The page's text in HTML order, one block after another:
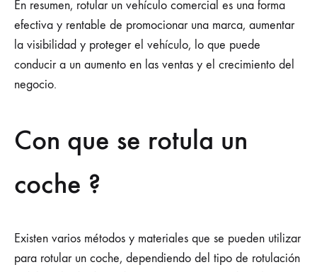
En resumen, rotular un vehículo comercial es una forma
efectiva y rentable de promocionar una marca, aumentar
la visibilidad y proteger el vehículo, lo que puede
conducir a un aumento en las ventas y el crecimiento del
negocio.
Con que se rotula un
coche ?
Existen varios métodos y materiales que se pueden utilizar
para rotular un coche, dependiendo del tipo de rotulación